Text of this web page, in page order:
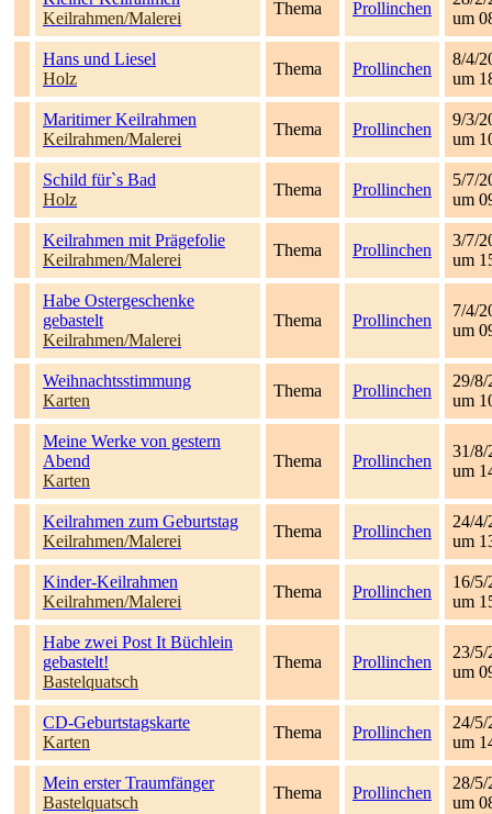
Keilrahmen/Malerei
Thema Prollinchen
um
Hans und Liesel
Holz
Thema Prollinchen
8/4/
um
Maritimer Keilrahmen
Keilrahmen/Malerei
Thema Prollinchen
9/3/
um
Schild für`s Bad
Holz
Thema Prollinchen
5/7/
um
Keilrahmen mit Prägefolie
Keilrahmen/Malerei
Thema Prollinchen
3/7/
um
Habe Ostergeschenke
gebastelt
Keilrahmen/Malerei
Thema Prollinchen
7/4/
um
Weihnachtsstimmung
Karten
Thema Prollinchen
29/8/
um
Meine Werke von gestern
Abend
Karten
Thema Prollinchen
31/8/
um
Keilrahmen zum Geburtstag
Keilrahmen/Malerei
Thema Prollinchen
24/4/
um
Kinder-Keilrahmen
Keilrahmen/Malerei
Thema Prollinchen
16/5/
um
Habe zwei Post It Büchlein
gebastelt!
Bastelquatsch
Thema Prollinchen
23/5/
um
CD-Geburtstagskarte
Karten
Thema Prollinchen
24/5/
um
Mein erster Traumfänger
Bastelquatsch
Thema Prollinchen
28/5/
um